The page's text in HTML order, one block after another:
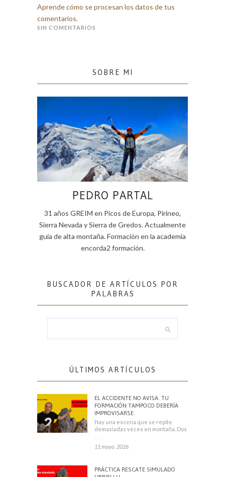
Aprende cómo se procesan los datos de tus
comentarios.
SIN COMENTARIOS
SOBRE MI
PEDRO PARTAL
31 años GREIM en Picos de Europa, Pirineo,
Sierra Nevada y Sierra de Gredos. Actualmente
guía de alta montaña. Formación en la academia
encorda2 formación.
BUSCADOR DE ARTÍCULOS POR
PALABRAS
ÚLTIMOS ARTÍCULOS
EL ACCIDENTE NO AVISA. TU
FORMACIÓN TAMPOCO DEBERÍA
IMPROVISARSE.
Hay una escena que se repite
demasiadas veces en montaña. Dos
11 mayo, 2026
PRÁCTICA RESCATE SIMULADO